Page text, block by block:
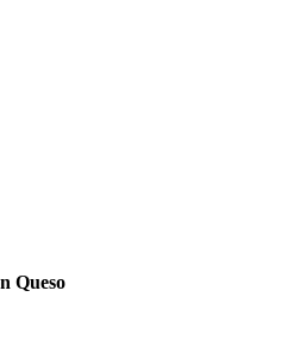
Queso